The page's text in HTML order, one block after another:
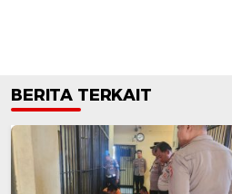
BERITA TERKAIT